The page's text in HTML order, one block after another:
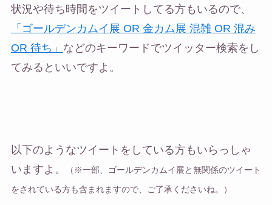
状況や待ち時間をツイートしてる方もいるので、
「ゴールデンカムイ展 OR 金カム展 混雑 OR 混み
OR 待ち」 などのキーワードでツイッター検索をし
てみるといいですよ。
以下のようなツイートをしている方もいらっしゃ
いますよ。
（※一部、ゴールデンカムイ展と無関係のツイート
をされている方も含まれますので、ご了承くださいね。）